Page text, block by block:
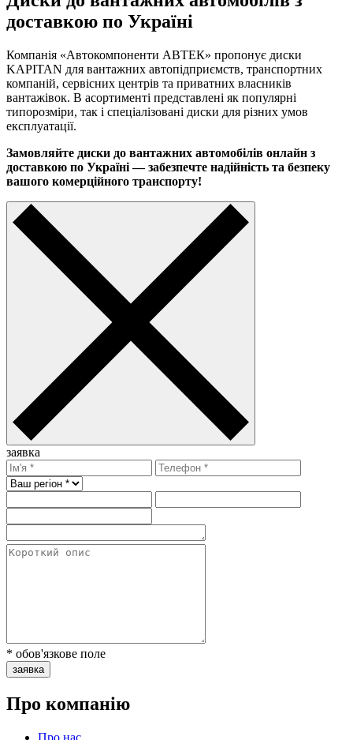
доставкою по Україні
Компанія «Автокомпоненти АВТЕК» пропонує диски
KAPITAN для вантажних автопідприємств, транспортних
компаній, сервісних центрів та приватних власників
вантажівок. В асортименті представлені як популярні
типорозміри, так і спеціалізовані диски для різних умов
експлуатації.
Замовляйте диски до вантажних автомобілів онлайн з
доставкою по Україні — забезпечте надійність та безпеку
вашого комерційного транспорту!
заявка
* обов'язкове поле
заявка
Про компанію
Про нас